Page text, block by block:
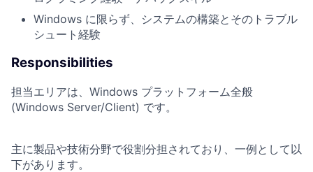
Windows に限らず、システムの構築とそのトラブル
シュート経験
Responsibilities
担当エリアは、Windows プラットフォーム全般
(Windows Server/Client) です。
主に製品や技術分野で役割分担されており、一例として以
下があります。